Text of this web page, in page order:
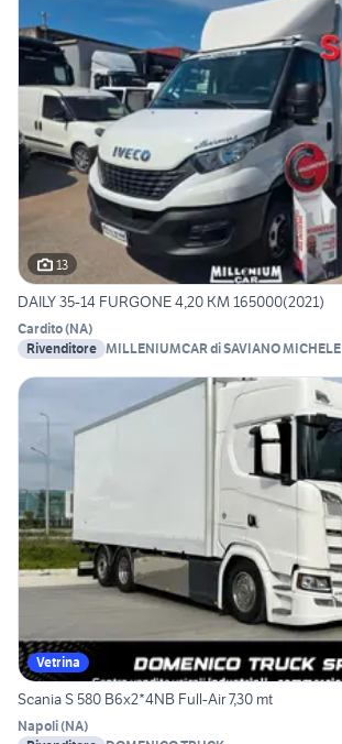
13
DAILY 35-14 FURGONE 4,20 KM 165000(2021)
Cardito(NA)
Rivenditore MILLENIUMCAR di SAVIANO MICHELE
Vetrina
Scania S 580 B6x2*4NB Full-Air 7,30 mt
Napoli(NA)